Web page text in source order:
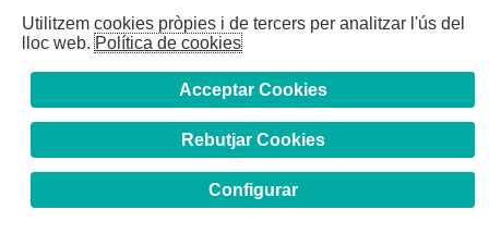
Utilitzem cookies pròpies i de tercers per analitzar l'ús del
lloc web.Política de cookies
Acceptar Cookies
Rebutjar Cookies
Configurar